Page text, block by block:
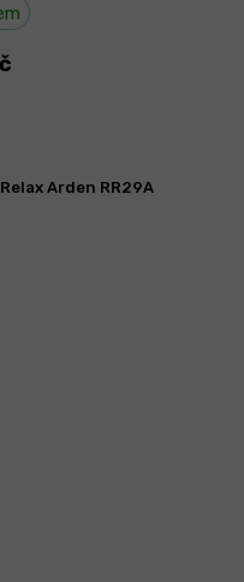
Arden RR29A